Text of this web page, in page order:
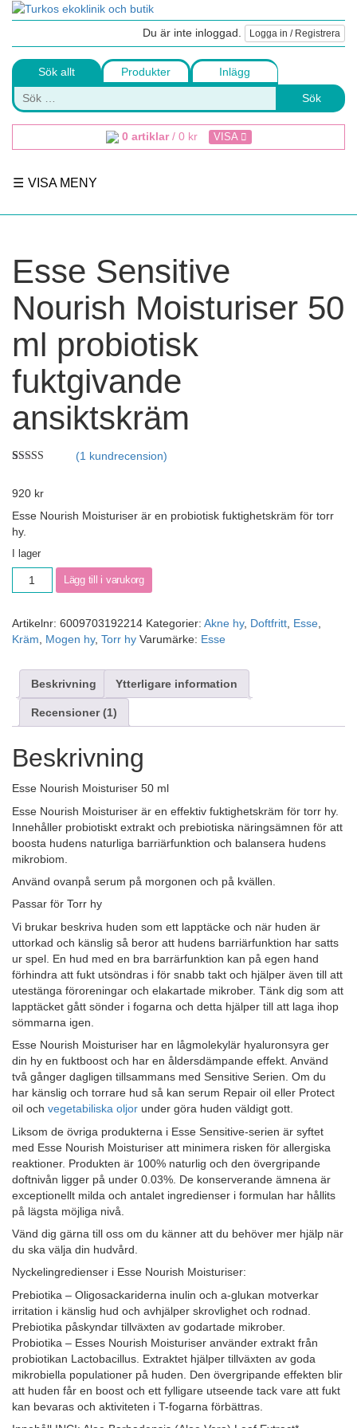
Du är inte inloggad. Logga in / Registrera
Sök allt Produkter Inlägg
Sök
0 artiklar/ 0 kr VISA
VISA MENY
Esse Sensitive
Nourish Moisturiser 50
ml probiotisk
fuktgivande
ansiktskräm
baserat på
(1 kundrecension)
920 kr
Esse Nourish Moisturiser är en probiotisk fuktighetskräm för torr
hy.
I lager
Lägg till i varukorg
Artikelnr: 6009703192214 Kategorier: Akne hy, Doftfritt Esse
Kräm
Mogen hy, Torr hy Varumärke: Esse
Beskrivning Ytterligare information
Recensioner (1)
Beskrivning
Esse Nourish Moisturiser 50 ml
Esse Nourish Moisturiser är en effektiv fuktighetskräm för torr hy.
Innehåller probiotiskt extrakt och prebiotiska näringsämnen för att
boosta hudens naturliga barriärfunktion och balansera hudens
mikrobiom.
Använd ovanpå serum på morgonen och på kvällen.
Passar för Torr hy
Vi brukar beskriva huden som ett lapptäcke och när huden är
uttorkad och känslig så beror att hudens barriärfunktion har satts
ur spel. En hud med en bra barrärfunktion kan på egen hand
förhindra att fukt utsöndras i för snabb takt och hjälper även till att
utestänga föroreningar och elakartade mikrober. Tänk dig som att
lapptäcket gått sönder i fogarna och detta hjälper till att laga ihop
sömmarna igen.
Esse Nourish Moisturiser har en lågmolekylär hyaluronsyra ger
din hy en fuktboost och har en åldersdämpande effekt. Använd
två gånger dagligen tillsammans med Sensitive Serien. Om du
har känslig och torrare hud så kan serum Repair oil eller Protect
oil och vegetabiliska oljor under göra huden väldigt gott.
Liksom de övriga produkterna i Esse Sensitive-serien är syftet
med Esse Nourish Moisturiser att minimera risken för allergiska
reaktioner. Produkten är 100% naturlig och den övergripande
doftnivån ligger på under 0.03%. De konserverande ämnena är
exceptionellt milda och antalet ingredienser i formulan har hållits
på lägsta möjliga nivå.
Vänd dig gärna till oss om du känner att du behöver mer hjälp när
du ska välja din hudvård.
Nyckelingredienser i Esse Nourish Moisturiser:
Prebiotika – Oligosackariderna inulin och a-glukan motverkar
irritation i känslig hud och avhjälper skrovlighet och rodnad.
Prebiotika påskyndar tillväxten av godartade mikrober.
Probiotika – Esses Nourish Moisturiser använder extrakt från
probiotikan Lactobacillus. Extraktet hjälper tillväxten av goda
mikrobiella populationer på huden. Den övergripande effekten blir
att huden får en boost och ett fylligare utseende tack vare att fukt
kan bevaras och aktiviteten i T-fogarna förbättras.